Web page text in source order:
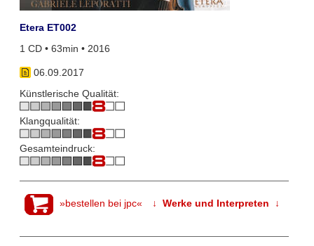
Etera ET002
1 CD • 63min • 2016
06.09.2017
Künstlerische Qualität:
Klangqualität:
Gesamteindruck:
»bestellen bei jpc« ↓ Werke und Interpreten ↓